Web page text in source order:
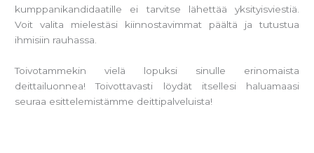
kumppanikandidaatille ei tarvitse lähettää yksityisviestiä.
Voit valita mielestäsi kiinnostavimmat päältä ja tutustua
ihmisiin rauhassa.
Toivotammekin vielä lopuksi sinulle erinomaista
deittailuonnea! Toivottavasti löydät itsellesi haluamaasi
seuraa esittelemistämme deittipalveluista!